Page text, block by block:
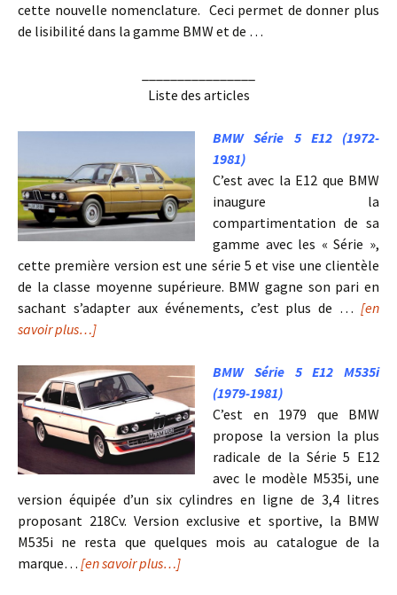
cette nouvelle nomenclature. Ceci permet de donner plus
de lisibilité dans la gamme BMW et de …
Liste des articles
BMW Série 5 E12 (1972-
1981)
C’est avec la E12 que BMW
inaugure la
compartimentation de sa
gamme avec les « Série »,
cette première version est une série 5 et vise une clientèle
de la classe moyenne supérieure. BMW gagne son pari en
sachant s’adapter aux événements, c’est plus de … [en
savoir plus…]
BMW Série 5 E12 M535i
(1979-1981)
C’est en 1979 que BMW
propose la version la plus
radicale de la Série 5 E12
avec le modèle M535i, une
version équipée d’un six cylindres en ligne de 3,4 litres
proposant 218Cv. Version exclusive et sportive, la BMW
M535i ne resta que quelques mois au catalogue de la
marque… [en savoir plus…]